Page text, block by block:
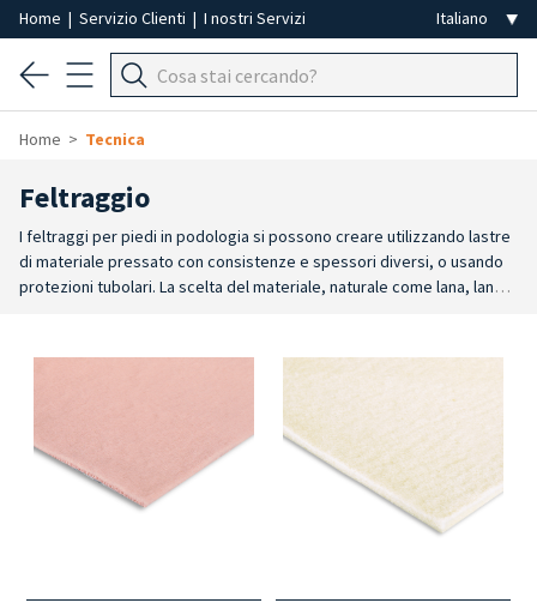
Home | Servizio Clienti | I nostri Servizi
Home Tecnica
Feltraggio
I feltraggi per piedi in podologia si possono creare utilizzando lastre
di materiale pressato con consistenze e spessori diversi, o usando
protezioni tubolari. La scelta del materiale, naturale come lana, lana
esigenze del paziente. Possono essere usati per feltraggi palliativi,
correttivi o funzionali, adattandosi ad ogni area del piede: tallone,
, dorso e dita del piede.